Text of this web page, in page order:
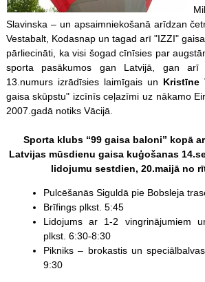
Slavinska – un apsaimniekošanā arīdzan
Vestabalt, Kodasnap un tagad arī "IZZI"
pārliecināti, ka visi šogad cīnīsies par
sporta pasākumos gan Latvijā, gan arī
13.numurs izrādīsies laimīgais un Kristīne
gaisa skūpstu" izcīnīs ceļazīmi uz nākamo
2007.gadā notiks Vācijā.
Sporta klubs “99 gaisa baloni” kopā
Latvijas mūsdienu gaisa kuģošanas
lidojumu sestdien, 20.maijā no
Pulcēšanās Siguldā pie Bobsleja
Brīfings plkst. 5:45
Lidojums ar 1-2 vingrinājumiem
plkst. 6:30-8:30
Pikniks – brokastis un
9:30